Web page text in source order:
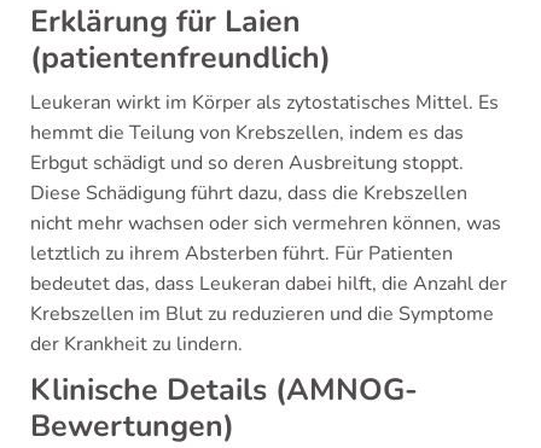
Erklärung für Laien
(patientenfreundlich)
Leukeran wirkt im Körper als zytostatisches Mittel. Es
hemmt die Teilung von Krebszellen, indem es das
Erbgut schädigt und so deren Ausbreitung stoppt.
Diese Schädigung führt dazu, dass die Krebszellen
nicht mehr wachsen oder sich vermehren können, was
letztlich zu ihrem Absterben führt. Für Patienten
bedeutet das, dass Leukeran dabei hilft, die Anzahl der
Krebszellen im Blut zu reduzieren und die Symptome
der Krankheit zu lindern.
Klinische Details (AMNOG-
Bewertungen)